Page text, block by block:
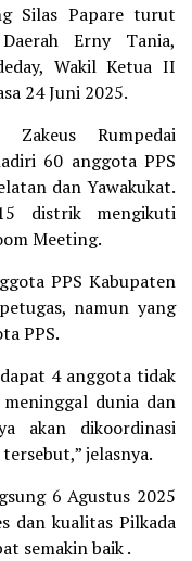
Silas Papare turut
Erny Tania,
Wakil Ketua II
24 Juni 2025.
Rumpedai
60 anggota PPS
dan Yawakukat.
distrik mengikuti
Meeting.
PPS Kabupaten
namun yang
PPS.
4 anggota tidak
dunia dan
akan dikoordinasi
jelasnya.
6 Agustus 2025
dan kualitas Pilkada
semakin baik .